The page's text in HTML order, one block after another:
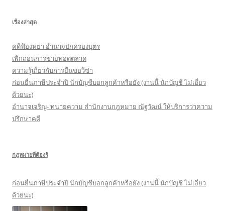
รั
:
เรื่องล่าสุด
คดีฟ้องหย่า อำนาจปกครองบุตร
เพิกถอนการขายทอดตลาด
ความรู้เกี่ยวกับการยื่นขอวีซ่า
ก่อนยื่นภาษีประจำปี นักบัญชีบอกลูกค้าหรือยัง (งานนี้ นักบัญชี ไม่เอี่ยว
ด้วยนะ)
อำนาจเจริญ- ทนายความ สำนักงานกฎหมาย ณัฐวัฒน์ ให้บริการว่าความ
ปรึกษาคดี
กฎหมายที่ต้องรู้
ก่อนยื่นภาษีประจำปี นักบัญชีบอกลูกค้าหรือยัง (งานนี้ นักบัญชี ไม่เอี่ยว
ด้วยนะ)